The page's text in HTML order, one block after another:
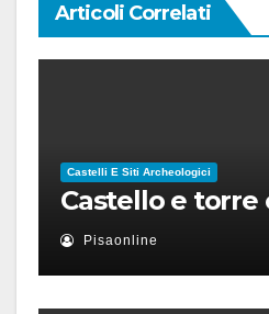
Articoli Correlati
Castelli E Siti Archeologici
Castello e torre
Pisaonline